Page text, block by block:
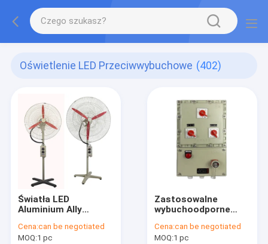
Oświetlenie LED Przeciwwybuchowe (402)
Światła LED
Aluminium Ally
Cena:can be negotiated
MOQ:1 pc
Zastosowalne
wybuchoodporne
Cena:can be negotiated
MOQ:1 pc